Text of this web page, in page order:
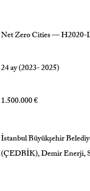
Net Zero Cities — H2020-
24 ay (2023- 2025)
1.500.000 €
İstanbul Büyükşehir
(ÇEDBİK), Demir Enerji,